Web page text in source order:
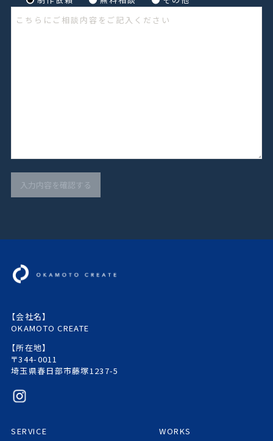
【会社名】
OKAMOTO CREATE
【所在地】
〒344-0011
埼玉県春日部市藤塚1237-5
SERVICE WORKS